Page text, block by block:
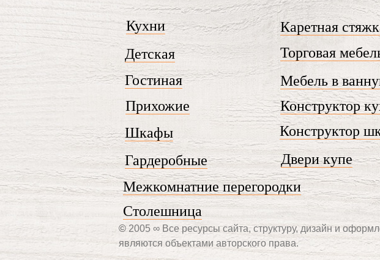
Конструктор
Конструктор
Межкомнатние перегородки
Мебель в
Детская
Каретная
Двери купе
Гостиная
Кухни
© 2005 ∞ Все ресурсы сайта, структуру, дизайн и
являются объектами авторского права.
Гардеробные
Торговая
Шкафы
Столешница
Прихожие